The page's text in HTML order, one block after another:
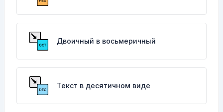
Двоичный в восьмеричный
Текст в десятичном виде